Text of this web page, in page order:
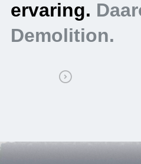
ervaring.
Demolition.